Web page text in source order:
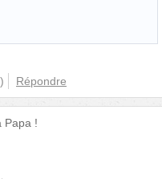
) Répondre
Papa !